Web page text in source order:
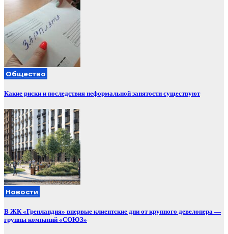
Общество
Какие риски и последствия неформальной занятости существуют
Новости
В ЖК «Гренландия» впервые клиентские дни от крупного девелопера —
группы компаний «СОЮЗ»